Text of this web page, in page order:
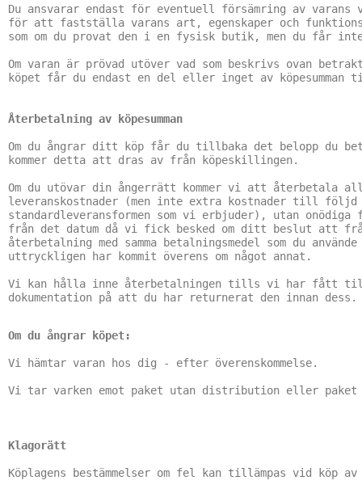
Du ansvarar endast för eventuell försämring av varans
för att fastställa varans art, egenskaper och
som om du provat den i en fysisk butik, men du får
Om varan är prövad utöver vad som beskrivs ovan
köpet får du endast en del eller inget av köpesumman
Återbetalning av köpesumman
Om du ångrar ditt köp får du tillbaka det belopp du
kommer detta att dras av från köpeskillingen.
Om du utövar din ångerrätt kommer vi att
leveranskostnader (men inte extra kostnader till
standardleveransformen som vi erbjuder), utan
från det datum då vi fick besked om ditt beslut att
återbetalning med samma betalningsmedel som du
uttryckligen har kommit överens om något annat.
Vi kan hålla inne återbetalningen tills vi har fått
dokumentation på att du har returnerat den innan dess.
Vi hämtar varan hos dig - efter överenskommelse.
Vi tar varken emot paket utan distribution eller paket
Klagorätt
Köplagens bestämmelser om fel kan tillämpas vid köp